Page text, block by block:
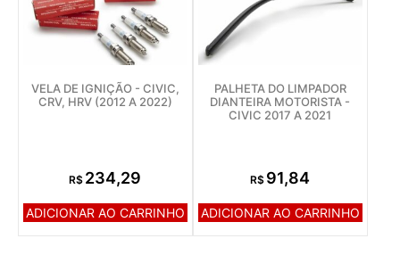
VELA DE IGNIÇÃO - CIVIC,
CRV, HRV (2012 A 2022)
R$ 234,29
ADICIONAR AO CARRINHO
PALHETA DO LIMPADOR
DIANTEIRA MOTORISTA -
CIVIC 2017 A 2021
R$ 91,84
ADICIONAR AO CARRINHO